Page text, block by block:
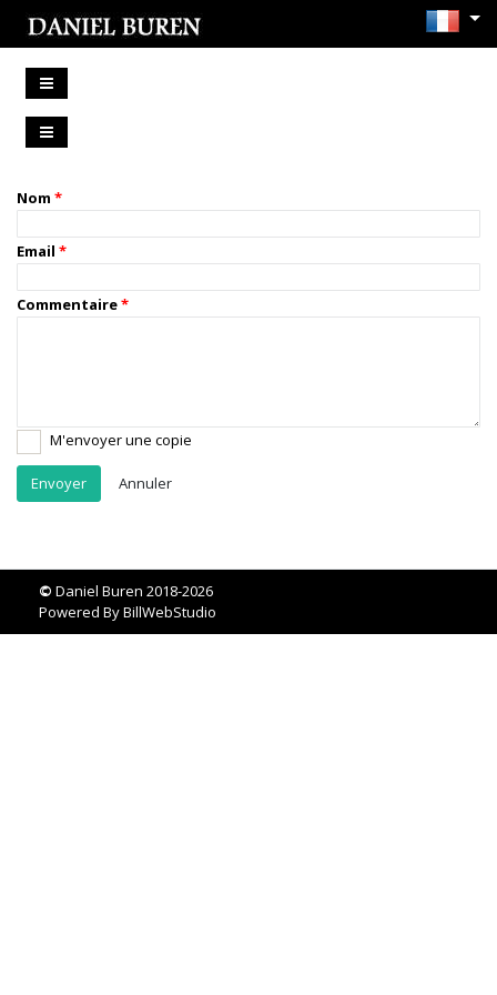
Nom
Email
Commentaire
M'envoyer une copie
Annuler
© Daniel Buren 2018-2026
Powered ByBillWebStudio